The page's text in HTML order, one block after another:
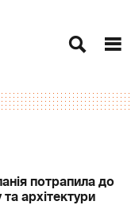
потрапила до
архітектури